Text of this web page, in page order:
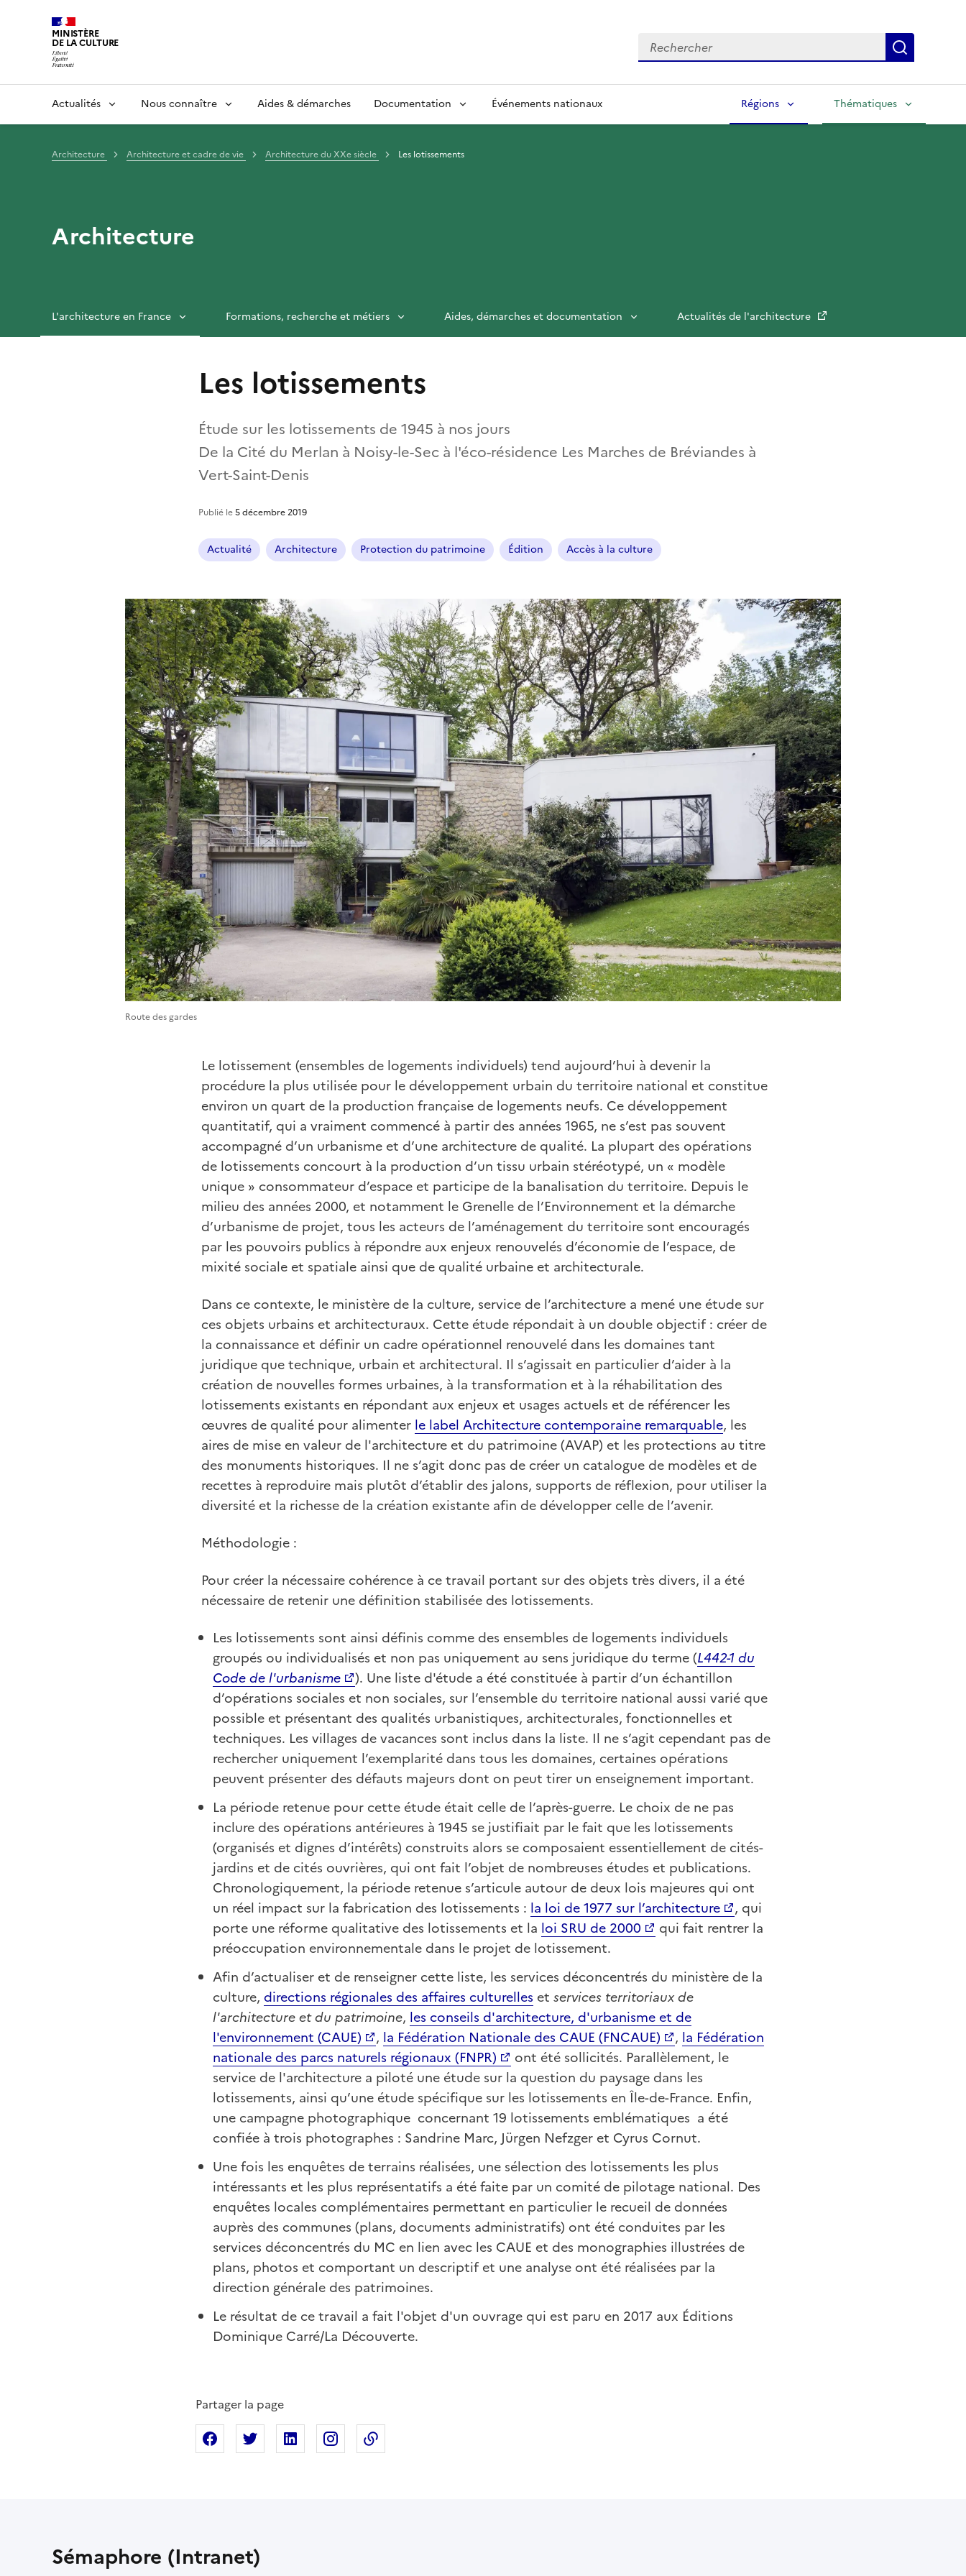
MINISTÈRE
DE LA CULTURE Rechercher
Actualités Nous connaître Aides & démarches Documentation Événements nationaux Régions Thématiques
Architecture Architecture et cadre de vie Architecture du XXe siècle Les lotissements
Architecture
L'architecture en France Formations, recherche et métiers Aides, démarches et documentation Actualités de l'architecture
Les lotissements
Étude sur les lotissements de 1945 à nos jours
De la Cité du Merlan à Noisy-le-Sec à l'éco-résidence Les Marches de Bréviandes à
Vert-Saint-Denis
Publié le5 décembre 2019
Actualité Architecture Protection du patrimoine Édition Accès à la culture
Route des gardes
Le lotissement (ensembles de logements individuels) tend aujourd’hui à devenir la
procédure la plus utilisée pour le développement urbain du territoire national et constitue
environ un quart de la production française de logements neufs. Ce développement
quantitatif, qui a vraiment commencé à partir des années 1965, ne s’est pas souvent
accompagné d’un urbanisme et d’une architecture de qualité. La plupart des opérations
de lotissements concourt à la production d’un tissu urbain stéréotypé, un « modèle
unique » consommateur d’espace et participe de la banalisation du territoire. Depuis le
milieu des années 2000, et notamment le Grenelle de l’Environnement et la démarche
d’urbanisme de projet, tous les acteurs de l’aménagement du territoire sont encouragés
par les pouvoirs publics à répondre aux enjeux renouvelés d’économie de l’espace, de
mixité sociale et spatiale ainsi que de qualité urbaine et architecturale.
Dans ce contexte, le ministère de la culture, service de l’architecture a mené une étude sur
ces objets urbains et architecturaux. Cette étude répondait à un double objectif : créer de
la connaissance et définir un cadre opérationnel renouvelé dans les domaines tant
juridique que technique, urbain et architectural. Il s’agissait en particulier d’aider à la
création de nouvelles formes urbaines, à la transformation et à la réhabilitation des
lotissements existants en répondant aux enjeux et usages actuels et de référencer les
œuvres de qualité pour alimenter le label Architecture contemporaine remarquable, les
aires de mise en valeur de l'architecture et du patrimoine (AVAP) et les protections au titre
des monuments historiques. Il ne s’agit donc pas de créer un catalogue de modèles et de
recettes à reproduire mais plutôt d’établir des jalons, supports de réflexion, pour utiliser la
diversité et la richesse de la création existante afin de développer celle de l’avenir.
Méthodologie :
Pour créer la nécessaire cohérence à ce travail portant sur des objets très divers, il a été
nécessaire de retenir une définition stabilisée des lotissements.
Les lotissements sont ainsi définis comme des ensembles de logements individuels
groupés ou individualisés et non pas uniquement au sens juridique du terme (L442-1 du
Code de l'urbanisme
). Une liste d'étude a été constituée à partir d’un échantillon
d’opérations sociales et non sociales, sur l’ensemble du territoire national aussi varié que
possible et présentant des qualités urbanistiques, architecturales, fonctionnelles et
techniques. Les villages de vacances sont inclus dans la liste. Il ne s’agit cependant pas de
rechercher uniquement l’exemplarité dans tous les domaines, certaines opérations
peuvent présenter des défauts majeurs dont on peut tirer un enseignement important.
La période retenue pour cette étude était celle de l’après-guerre. Le choix de ne pas
inclure des opérations antérieures à 1945 se justifiait par le fait que les lotissements
(organisés et dignes d’intérêts) construits alors se composaient essentiellement de cités-
jardins et de cités ouvrières, qui ont fait l’objet de nombreuses études et publications.
Chronologiquement, la période retenue s’articule autour de deux lois majeures qui ont
un réel impact sur la fabrication des lotissements : la loi de 1977 sur l’architecture
, qui
porte une réforme qualitative des lotissements et la loi SRU de 2000
qui fait rentrer la
préoccupation environnementale dans le projet de lotissement.
Afin d’actualiser et de renseigner cette liste, les services déconcentrés du ministère de la
culture, directions régionales des affaires culturelles et services territoriaux de
l'architecture et du patrimoine, les conseils d'architecture, d'urbanisme et de
l'environnement (CAUE)
, la Fédération Nationale des CAUE (FNCAUE) , la Fédération
nationale des parcs naturels régionaux (FNPR)
ont été sollicités. Parallèlement, le
service de l'architecture a piloté une étude sur la question du paysage dans les
lotissements, ainsi qu’une étude spécifique sur les lotissements en Île-de-France. Enfin,
une campagne photographique concernant 19 lotissements emblématiques a été
confiée à trois photographes : Sandrine Marc, Jürgen Nefzger et Cyrus Cornut.
Une fois les enquêtes de terrains réalisées, une sélection des lotissements les plus
intéressants et les plus représentatifs a été faite par un comité de pilotage national. Des
enquêtes locales complémentaires permettant en particulier le recueil de données
auprès des communes (plans, documents administratifs) ont été conduites par les
services déconcentrés du MC en lien avec les CAUE et des monographies illustrées de
plans, photos et comportant un descriptif et une analyse ont été réalisées par la
direction générale des patrimoines.
Le résultat de ce travail a fait l'objet d'un ouvrage qui est paru en 2017 aux Éditions
Dominique Carré/La Découverte.
Partager la page
Partager sur Facebook
Partager sur XPartager sur Linkedin
Partager sur Instagram
Sémaphore (Intranet)